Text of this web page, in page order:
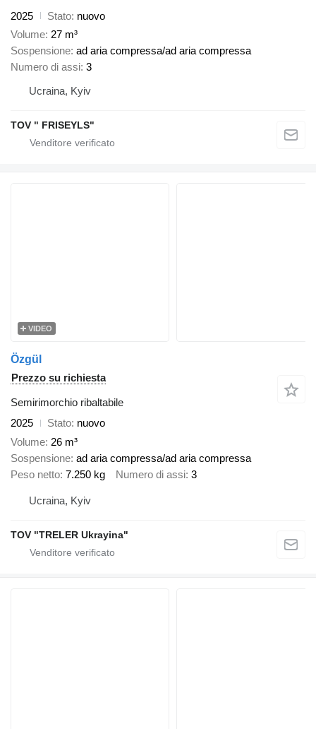
2025
Stato nuovo
Volume 27 m³
Sospensione ad aria compressa/ad aria compressa
Numero di assi 3
Ucraina, Kyiv
TOV " FRISEYLS"
VIDEO
Özgül
Prezzo su richiesta
Semirimorchio ribaltabile
2025
Stato nuovo
Volume 26 m³
Sospensione ad aria compressa/ad aria compressa
Peso netto 7.250 kg Numero di assi 3
Ucraina, Kyiv
TOV "TRELER Ukrayina"